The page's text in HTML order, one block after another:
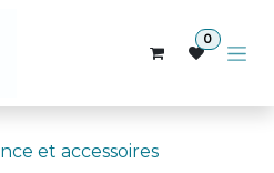
0
et accessoires